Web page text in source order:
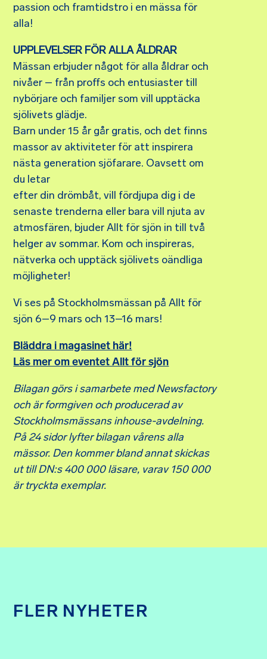
passion och framtidstro i en mässa för
alla!
UPPLEVELSER FÖR ALLA ÅLDRAR
Mässan erbjuder något för alla åldrar och
nivåer – från proffs och entusiaster till
nybörjare och familjer som vill upptäcka
sjölivets glädje.
Barn under 15 år går gratis, och det finns
massor av aktiviteter för att inspirera
nästa generation sjöfarare. Oavsett om
du letar
efter din drömbåt, vill fördjupa dig i de
senaste trenderna eller bara vill njuta av
atmosfären, bjuder Allt för sjön in till två
helger av sommar. Kom och inspireras,
nätverka och upptäck sjölivets oändliga
möjligheter!
Vi ses på Stockholmsmässan på Allt för
sjön 6–9 mars och 13–16 mars!
Bläddra i magasinet här!
Läs mer om eventet Allt för sjön
Bilagan görs i samarbete med Newsfactory
och är formgiven och producerad av
Stockholmsmässans inhouse-avdelning.
På 24 sidor lyfter bilagan vårens alla
mässor. Den kommer bland annat skickas
ut till DN:s 400 000 läsare, varav 150 000
är tryckta exemplar.
FLER NYHETER